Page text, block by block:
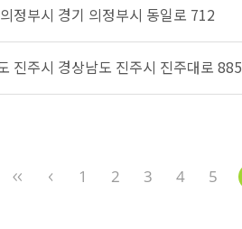
정부시 경기 의정부시 동일로 712
진주시 경상남도 진주시 진주대로 885
1 2 3 4 5